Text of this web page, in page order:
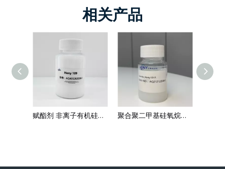
相关产品
赋酯剂 非离子有机硅乳液 Hony 109 聚合聚二甲基硅氧烷醇 & 十二烷基苯磺酸 TEA 盐